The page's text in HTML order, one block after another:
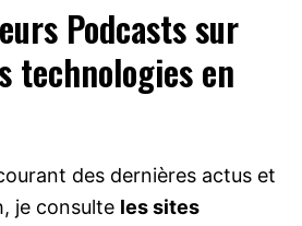
Podcasts sur
technologies en
des dernières actus et
je consulte les sites